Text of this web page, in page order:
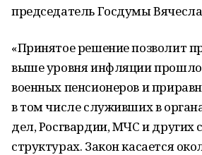
председатель Госдумы
«Принятое решение позволит
выше уровня инфляции
военных пенсионеров и
в том числе служивших в
дел, Росгвардии, МЧС и других
структурах. Закон касается